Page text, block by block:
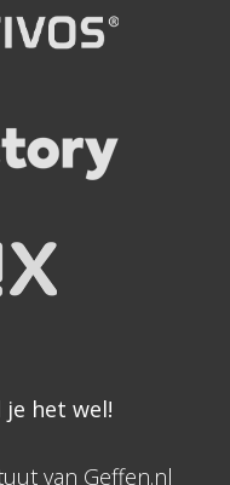
je het wel!
van Geffen.nl